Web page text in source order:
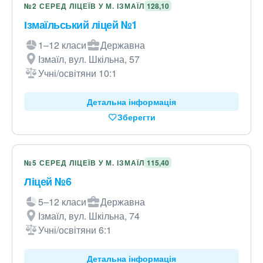
№2 СЕРЕД ЛІЦЕЇВ У М. ІЗМАЇЛ 128,10
Ізмаїльський ліцей №1
1–12 класи
Державна
Ізмаїл, вул. Шкільна, 57
Учні/освітяни 10:1
Детальна інформація
Зберегти
№5 СЕРЕД ЛІЦЕЇВ У М. ІЗМАЇЛ 115,40
Ліцей №6
5–12 класи
Державна
Ізмаїл, вул. Шкільна, 74
Учні/освітяни 6:1
Детальна інформація